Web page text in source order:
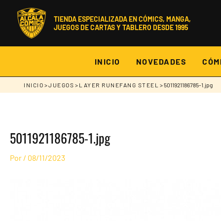
contenido
TIENDA ESPECIALIZADA EN CÓMICS, MANGA,
JUEGOS DE CARTAS Y TABLERO DESDE 1995
INICIO NOVEDADES
INICIO >JUEGOS > LAYER RUNEFANG STEEL > 5011921186785-1.jpg
5011921186785-1.jpg
Por / 08/11/2023